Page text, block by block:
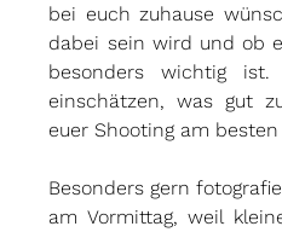
bei euch zuhause
dabei sein wird und ob
besonders wichtig
einschätzen, was gut
euer Shooting am
Besonders gern
am Vormittag, weil